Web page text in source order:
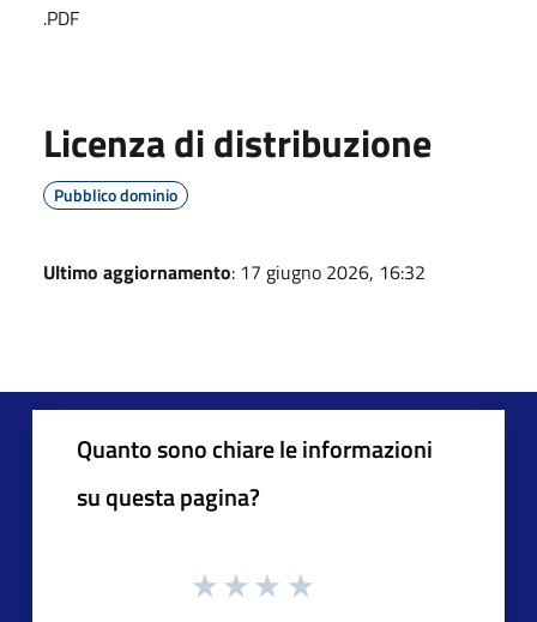
.PDF
Licenza di distribuzione
Pubblico dominio
Ultimo aggiornamento: 17 giugno 2026, 16:32
Quanto sono chiare le informazioni
su questa pagina?